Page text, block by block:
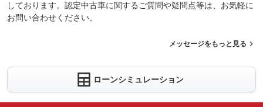
しております。認定中古車に関するご質問や疑問点等は、お気軽に
お問い合わせください。
メッセージをもっと見る
ローンシミュレーション